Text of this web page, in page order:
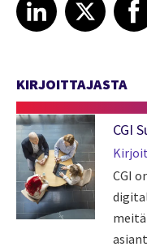
Share article on LinkedIn
LinkedIn
Share article on XShare
KIRJOITTAJASTA
CGI
CGI